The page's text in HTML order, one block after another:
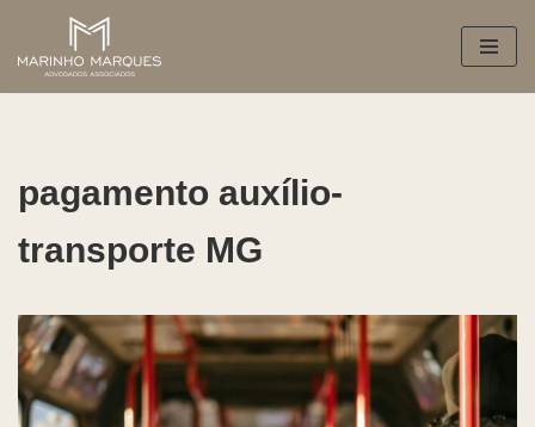
Pular
para
pagamento auxílio-
transporte MG